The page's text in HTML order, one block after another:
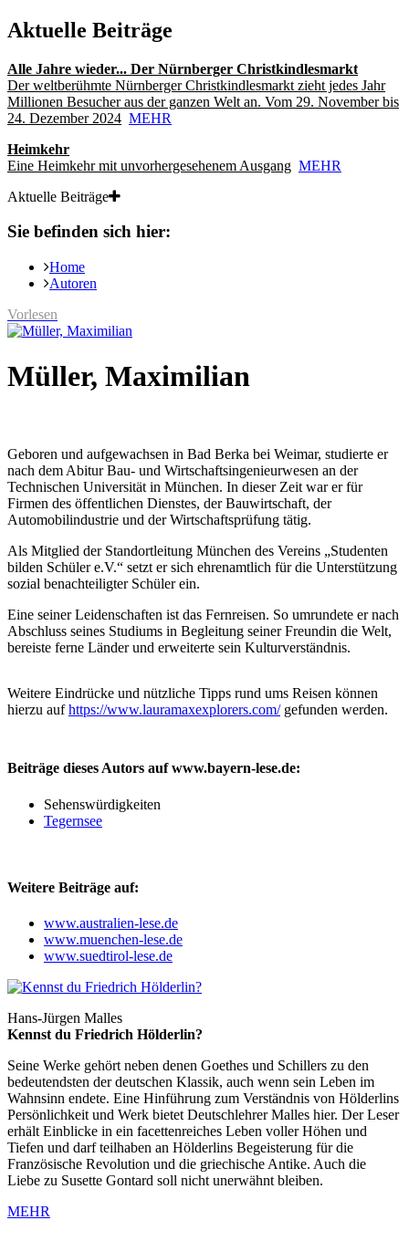
Aktuelle Beiträge
Alle Jahre wieder... Der Nürnberger Christkindlesmarkt
Der weltberühmte Nürnberger Christkindlesmarkt zieht jedes Jahr
Millionen Besucher aus der ganzen Welt an. Vom 29. November bis
24. Dezember 2024 MEHR
Heimkehr
Eine Heimkehr mit unvorhergesehenem Ausgang MEHR
Aktuelle Beiträge
Sie befinden sich hier:
Home
Autoren
Vorlesen
Müller, Maximilian
Geboren und aufgewachsen in Bad Berka bei Weimar, studierte er
nach dem Abitur Bau- und Wirtschaftsingenieurwesen an der
Technischen Universität in München. In dieser Zeit war er für
Firmen des öffentlichen Dienstes, der Bauwirtschaft, der
Automobilindustrie und der Wirtschaftsprüfung tätig.
Als Mitglied der Standortleitung München des Vereins „Studenten
bilden Schüler e.V.“ setzt er sich ehrenamtlich für die Unterstützung
sozial benachteiligter Schüler ein.
Eine seiner Leidenschaften ist das Fernreisen. So umrundete er nach
Abschluss seines Studiums in Begleitung seiner Freundin die Welt,
bereiste ferne Länder und erweiterte sein Kulturverständnis.
Weitere Eindrücke und nützliche Tipps rund ums Reisen können
hierzu aufhttps://www.lauramaxexplorers.com/gefunden werden.
Beiträge dieses Autors auf www.bayern-lese.de:
Sehenswürdigkeiten
Tegernsee
Weitere Beiträge auf:
www.australien-lese.de
www.muenchen-lese.de
www.suedtirol-lese.de
Hans-Jürgen Malles
Kennst du Friedrich Hölderlin?
Seine Werke gehört neben denen Goethes und Schillers zu den
bedeutendsten der deutschen Klassik, auch wenn sein Leben im
Wahnsinn endete. Eine Hinführung zum Verständnis von Hölderlins
Persönlichkeit und Werk bietet Deutschlehrer Malles hier. Der Leser
erhält Einblicke in ein facettenreiches Leben voller Höhen und
Tiefen und darf teilhaben an Hölderlins Begeisterung für die
Französische Revolution und die griechische Antike. Auch die
Liebe zu Susette Gontard soll nicht unerwähnt bleiben.
MEHR